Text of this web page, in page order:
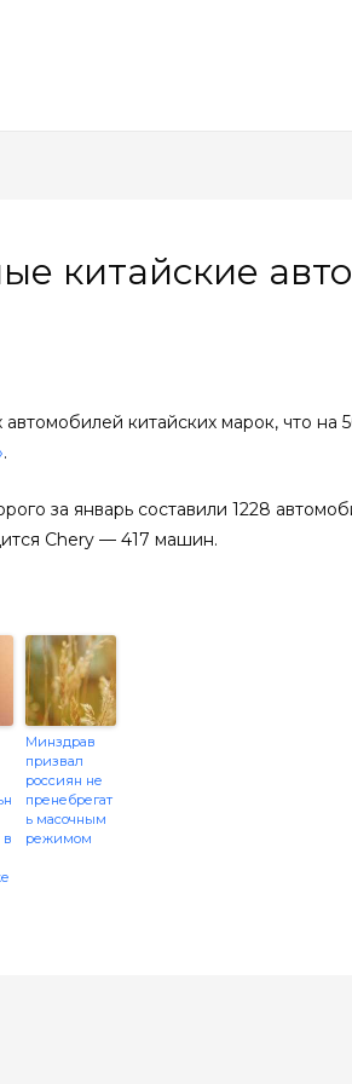
китайские
китайских марок, что на
.
за январь составили 1228
Chery — 417 машин.
в
Минздрав
призвал
россиян не
пренебрегат
ь масочным
режимом